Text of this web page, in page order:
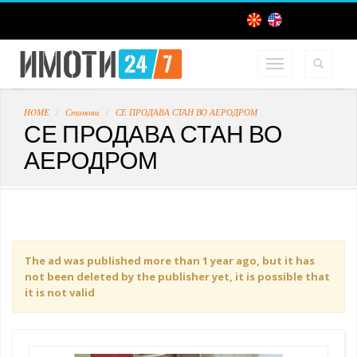
HOME Станови СЕ ПРОДАВА СТАН ВО АЕРОДРОМ
СЕ ПРОДАВА СТАН ВО
АЕРОДРОМ
The ad was published more than 1 year ago, but it has
not been deleted by the publisher yet, it is possible that
it is not valid